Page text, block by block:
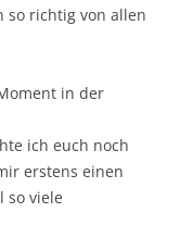
so richtig von allen
in der
ich euch noch
erstens einen
so viele